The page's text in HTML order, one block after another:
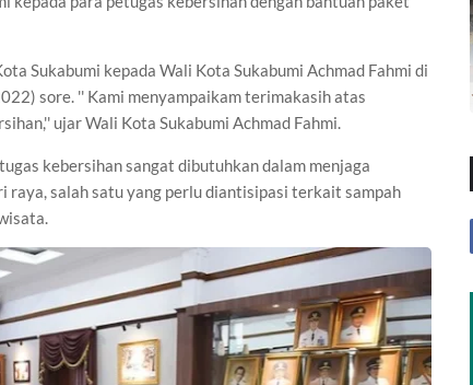
Sukabumi kepada Wali Kota Sukabumi Achmad Fahmi di
sore. '' Kami menyampaikam terimakasih atas
ujar Wali Kota Sukabumi Achmad Fahmi.
kebersihan sangat dibutuhkan dalam menjaga
raya, salah satu yang perlu diantisipasi terkait sampah